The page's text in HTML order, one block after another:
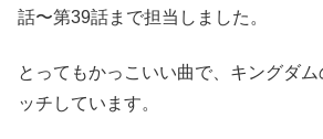
話〜第39話まで担当しました。
とってもかっこいい曲で、キングダ
ッチしています。